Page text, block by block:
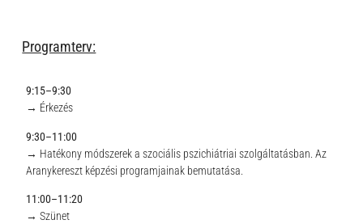
Programterv:
9:15–9:30
→ Érkezés
9:30–11:00
→ Hatékony módszerek a szociális pszichiátriai szolgáltatásban. Az
Aranykereszt képzési programjainak bemutatása.
11:00–11:20
→ Szünet